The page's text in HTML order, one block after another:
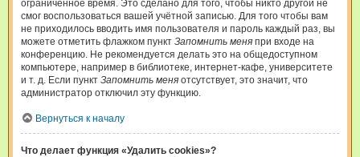
ограниченное время. Это сделано для того, чтобы никто другой не
смог воспользоваться вашей учётной записью. Для того чтобы вам
не приходилось вводить имя пользователя и пароль каждый раз, вы
можете отметить флажком пункт Запомнить меня при входе на
конференцию. Не рекомендуется делать это на общедоступном
компьютере, например в библиотеке, интернет-кафе, университете
и т. д. Если пункт Запомнить меня отсутствует, это значит, что
администратор отключил эту функцию.
Вернуться к началу
Что делает функция «Удалить cookies»?